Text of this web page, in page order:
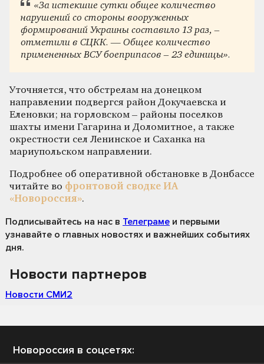
«За истекшие сутки общее количество
нарушений со стороны вооруженных
формирований Украины составило 13 раз, –
отметили в СЦКК. — Общее количество
примененных ВСУ боеприпасов – 23 единицы».
Уточняется, что обстрелам на донецком
направлении подвергся район Докучаевска и
Еленовки; на горловском – районы поселков
шахты имени Гагарина и Доломитное, а также
окрестности сел Ленинское и Саханка на
мариупольском направлении.
Подробнее об оперативной обстановке в Донбассе
читайте во фронтовой сводке ИА
«Новороссия».
Подписывайтесь на нас в Телеграме и первыми
узнавайте о главных новостях и важнейших событиях
дня.
Новости партнеров
Новости СМИ2
Новороссия в соцсетях: